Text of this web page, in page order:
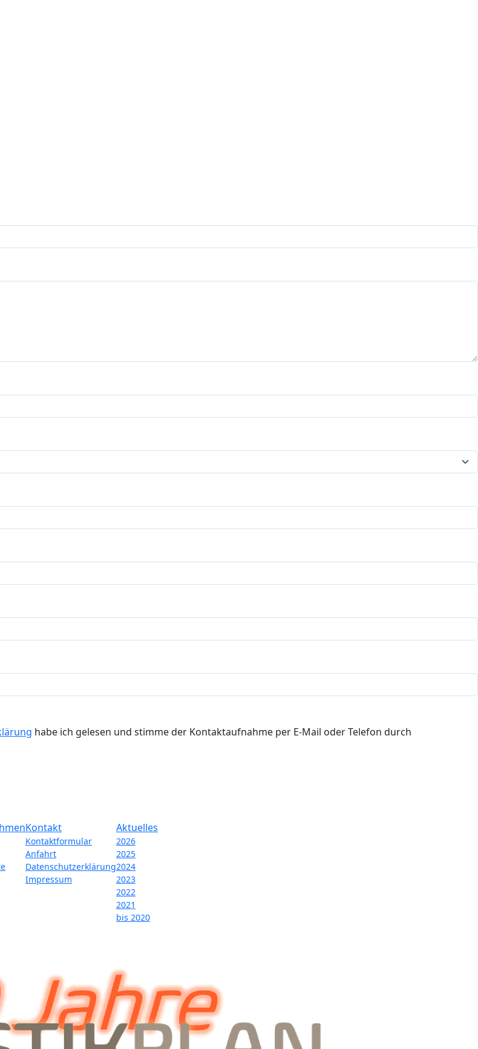
habe ich gelesen und stimme der Kontaktaufnahme per E-Mail oder Telefon durch
Kontakt
Kontaktformular
Anfahrt
Datenschutzerklärung
Impressum
Aktuelles
2026
2025
2024
2023
2022
2021
bis 2020